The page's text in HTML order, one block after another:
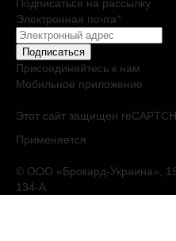
Подписаться на рассылку
Электронная почта*
Подписаться
Присоединяйтесь к нам
Мобильное приложение
Этот сайт защищен
Применяется
© ООО «Брокард-Украина»,
134-А